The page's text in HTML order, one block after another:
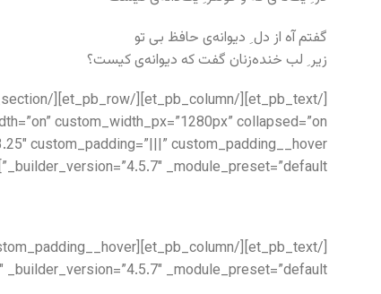
گفتم آه از دل ِ دیوانه‌ی حافظ بی تو
زیر ِ لب خنده‌زنان گفت که دیوانه‌ی کیست؟
_builder_version=”4.5.7″ _module_preset=”default”][/et_pb_audio][et_pb_text _builder_version=”4.5.7″ _module_preset=”default”]
et_pb_video][et_pb_text _builder_version=”4.5.7″ _module_preset=”default”]